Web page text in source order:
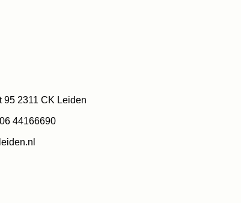
95 2311 CK Leiden
44166690